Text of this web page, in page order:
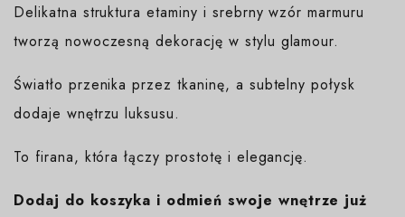
Delikatna struktura etaminy i srebrny wzór marmuru
tworzą nowoczesną dekorację w stylu glamour.
Światło przenika przez tkaninę, a subtelny połysk
dodaje wnętrzu luksusu.
To firana, która łączy prostotę i elegancję.
Dodaj do koszyka i odmień swoje wnętrze już